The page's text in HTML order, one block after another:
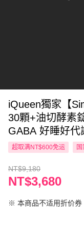
iQueen獨家【
30顆+油切酵素
GABA 好睡好代
超取满NT$600免运
NT$9,180
NT$3,680
※ 本商品不适用折价券